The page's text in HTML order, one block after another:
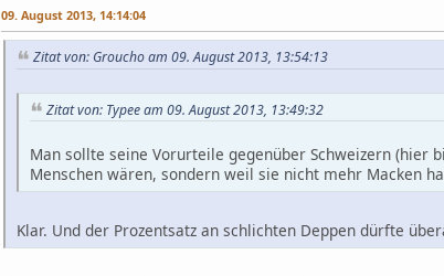
09. August 2013, 14:14:04
Zitat von: Groucho am 09. August 2013, 13:54:13
Zitat von: Typee am 09. August 2013, 13:49:32
Man sollte seine Vorurteile gegenüber Schweizern (hier
Menschen wären, sondern weil sie nicht mehr Macken
Klar. Und der Prozentsatz an schlichten Deppen dürfte